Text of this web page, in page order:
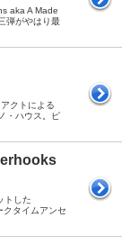
aka A Made
弾がやはり最
クトによる
・ハウス。ピ
トした
タイムアンセ